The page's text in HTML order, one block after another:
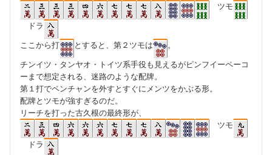
ツモ
ドラ
ここから打
とすると、第２ツモは
。
チンイツ・タンヤオ・トイツ系手役も見えるがピンフイーペーコ
ーまで想定される、迷路のような配牌。
第１打でペンチャンを外すとすぐにメンツをかぶる形。
配牌とツモが強すぎるのだ。
リーチを打った古久根の最終形が、
ツモ
ドラ